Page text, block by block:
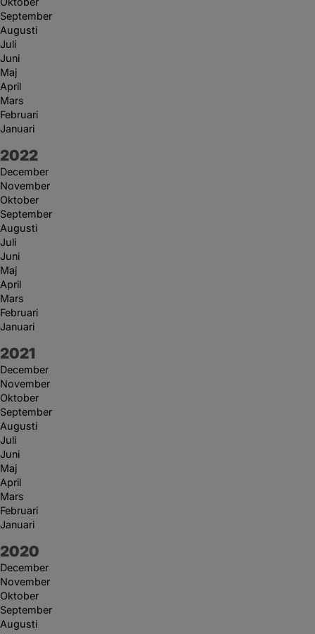
September
Augusti
Juli
Juni
Maj
April
Mars
Februari
Januari
År:
2022
December
November
Oktober
September
Augusti
Juli
Juni
Maj
April
Mars
Februari
Januari
År:
2021
December
November
Oktober
September
Augusti
Juli
Juni
Maj
April
Mars
Februari
Januari
År:
2020
December
November
Oktober
September
Augusti